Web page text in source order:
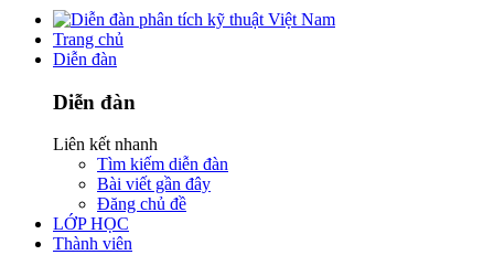
Trang chủ
Diễn đàn
Diễn đàn
Liên kết nhanh
Tìm kiếm diễn đàn
Bài viết gần đây
Đăng chủ đề
LỚP HỌC
Thành viên